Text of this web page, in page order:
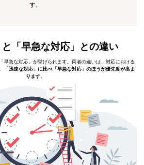
す。
と「早急な対応」との違い
早急な対応」が挙げられます。両者の違いは、対応における
「迅速な対応」に比べ「早急な対応」のほうが優先度が高ま
ります